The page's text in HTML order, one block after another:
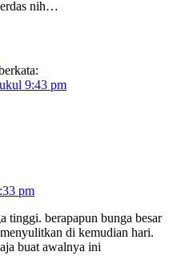
nih…
9:43 pm
pm
tinggi. berapapun bunga besar
di kemudian hari.
buat awalnya ini